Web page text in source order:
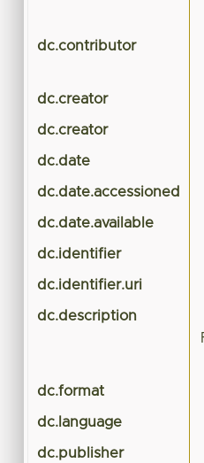
dc.contributor
dc.creator
dc.creator
dc.date
dc.date.accessioned
dc.date.available
dc.identifier
dc.identifier.uri
dc.description
dc.format
dc.language
dc.publisher